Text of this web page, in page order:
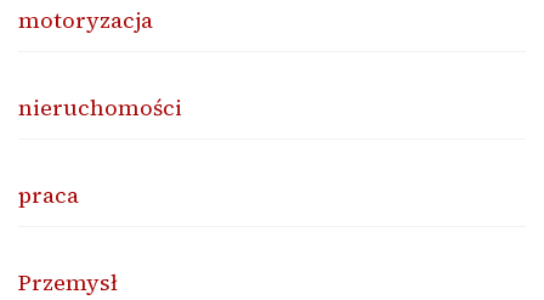
motoryzacja
nieruchomości
praca
Przemysł